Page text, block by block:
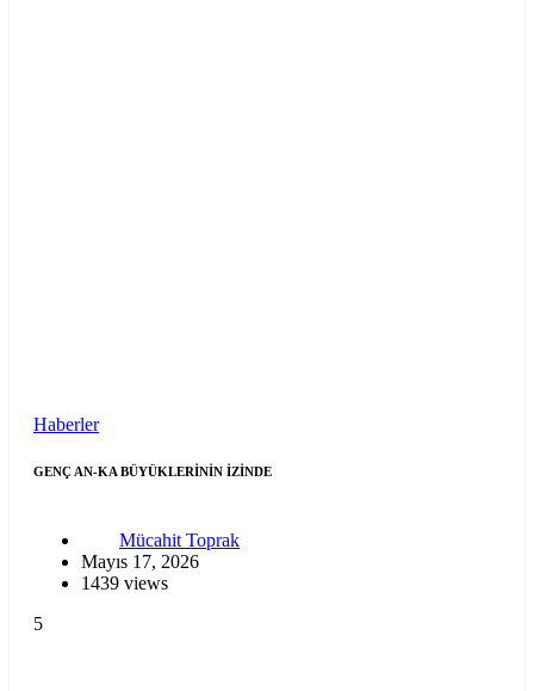
Haberler
GENÇ AN-KA BÜYÜKLERİNİN İZİNDE
Mücahit Toprak
Mayıs 17, 2026
1439 views
5